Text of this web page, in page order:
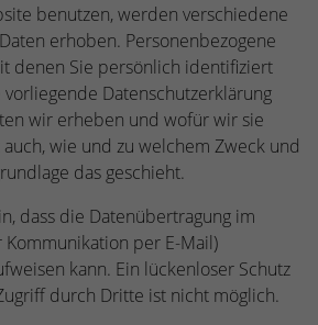
benutzen, werden verschiedene
erhoben. Personenbezogene
denen Sie persönlich identifiziert
Datenschutzerklärung
wir erheben und wofür wir sie
wie und zu welchem Zweck und
das geschieht.
dass die Datenübertragung im
per E-Mail)
kann. Ein lückenloser Schutz
durch Dritte ist nicht möglich.
Cookie ist ein Standard-Session-
von TYPO3. Es speichert im Falle
Benutzer-Logins die Session-ID. So
der eingeloggte Benutzer
Analytics
Cookie wird von Google Analytics
, Sitzungs- und Kampagnendaten
und die Nutzung der
für den Analysebericht der
zu verfolgen. Die Cookies
Informationen anonym und
Informationen anzeigen